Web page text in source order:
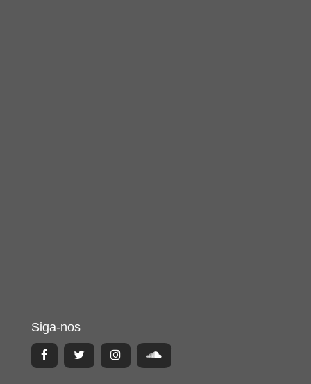
Siga-nos